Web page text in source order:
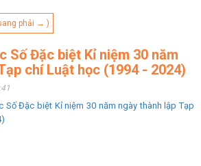
phải → )
Số Đặc biệt Kỉ niệm 30 năm
chí Luật học (1994 - 2024)
Số Đặc biệt Kỉ niệm 30 năm ngày thành lập Tạp